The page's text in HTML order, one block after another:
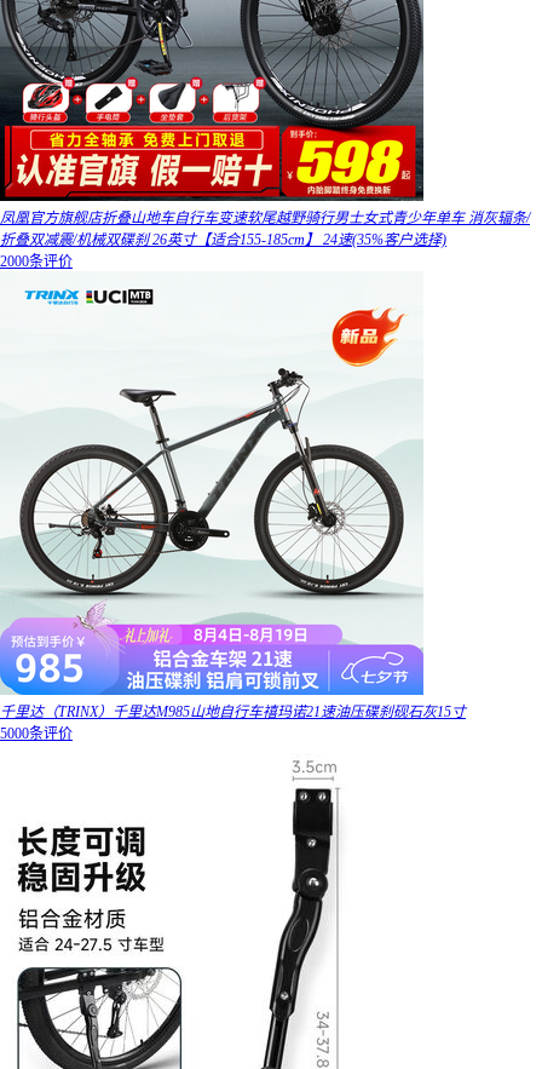
凤凰官方旗舰店折叠山地车自行车变速软尾越野骑行男士女式青少年单车 消灰辐条/
折叠双减震/机械双碟刹 26英寸【适合155-185cm】 24速(35%客户选择)
2000条评价
千里达（TRINX）千里达M985山地自行车禧玛诺21速油压碟刹砚石灰15寸
5000条评价